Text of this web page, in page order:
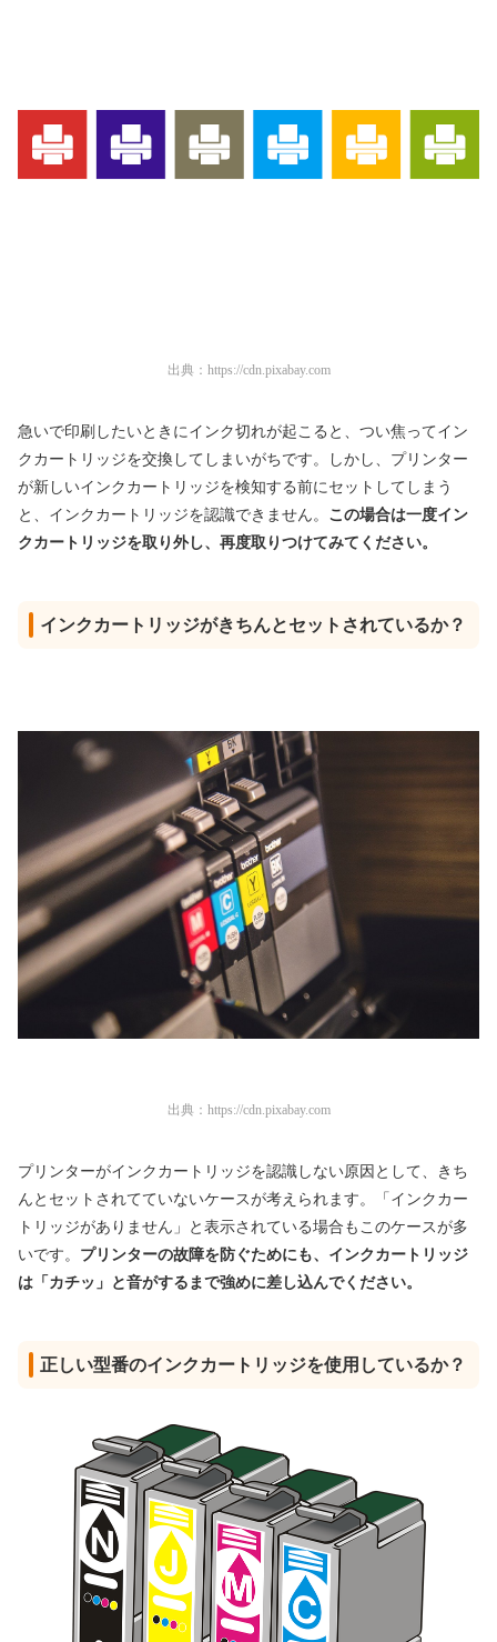
出典： https://cdn.pixabay.com
急いで印刷したいときにインク切れが起こると、つい焦ってイン
クカートリッジを交換してしまいがちです。しかし、プリンター
が新しいインクカートリッジを検知する前にセットしてしまう
と、インクカートリッジを認識できません。 この場合は一度イン
クカートリッジを取り外し、再度取りつけてみてください。
インクカートリッジがきちんとセットされているか？
出典： https://cdn.pixabay.com
プリンターがインクカートリッジを認識しない原因として、きち
んとセットされてていないケースが考えられます。「インクカー
トリッジがありません」と表示されている場合もこのケースが多
いです。 プリンターの故障を防ぐためにも、インクカートリッジ
は「カチッ」と音がするまで強めに差し込んでください。
正しい型番のインクカートリッジを使用しているか？